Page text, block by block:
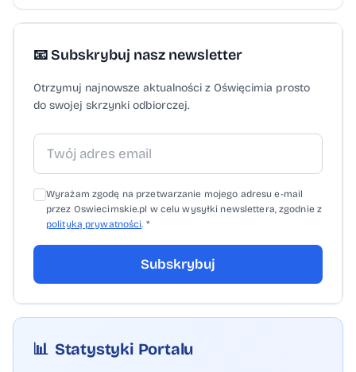
spotkania była wizyta delegacji słowackiej
Birkenau w Oświęcimiu. Przedstawiciele
strony słowackiej zwiedzili teren byłego
obozu koncentracyjnego i oddali hołd
potwierdziło znaczenie systematycznej i
ścisłej współpracy polsko-słowackiej w
zakresie ochrony granicy oraz reagowania
na zagrożenia transgraniczne. Foto: Straż
Graniczna Strona główna
📧 Subskrybuj nasz newsletter
Otrzymuj najnowsze aktualności z Oświęcimia prosto
do swojej skrzynki odbiorczej.
Wyrażam zgodę na przetwarzanie mojego adresu e-mail
przez Oswiecimskie.pl w celu wysyłki newslettera, zgodnie z
polityką prywatności. *
Subskrybuj
📊 Statystyki Portalu